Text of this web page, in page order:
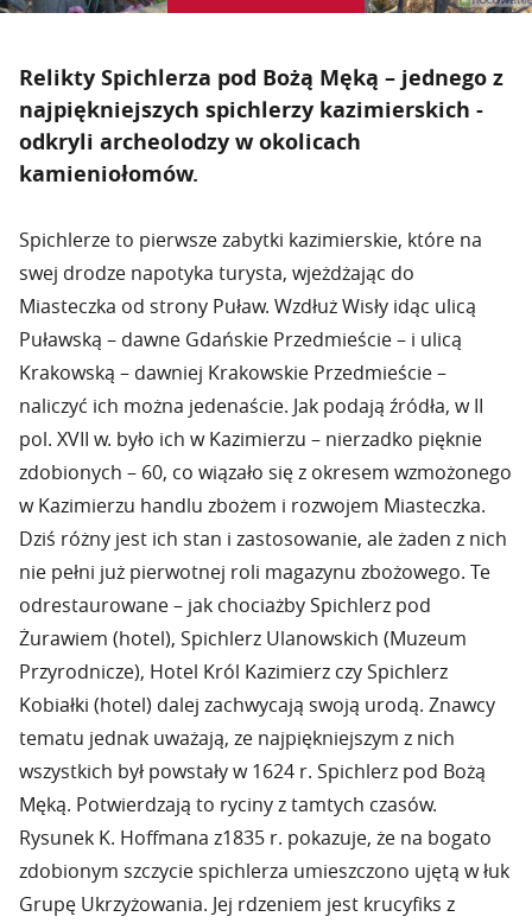
Relikty Spichlerza pod Bożą Męką – jednego z
najpiękniejszych spichlerzy kazimierskich -
odkryli archeolodzy w okolicach
kamieniołomów.
Spichlerze to pierwsze zabytki kazimierskie, które na
swej drodze napotyka turysta, wjeżdżając do
Miasteczka od strony Puław. Wzdłuż Wisły idąc ulicą
Puławską – dawne Gdańskie Przedmieście – i ulicą
Krakowską – dawniej Krakowskie Przedmieście –
naliczyć ich można jedenaście. Jak podają źródła, w II
pol. XVII w. było ich w Kazimierzu – nierzadko pięknie
zdobionych – 60, co wiązało się z okresem wzmożonego
w Kazimierzu handlu zbożem i rozwojem Miasteczka.
Dziś różny jest ich stan i zastosowanie, ale żaden z nich
nie pełni już pierwotnej roli magazynu zbożowego. Te
odrestaurowane – jak chociażby Spichlerz pod
Żurawiem (hotel), Spichlerz Ulanowskich (Muzeum
Przyrodnicze), Hotel Król Kazimierz czy Spichlerz
Kobiałki (hotel) dalej zachwycają swoją urodą. Znawcy
tematu jednak uważają, ze najpiękniejszym z nich
wszystkich był powstały w 1624 r. Spichlerz pod Bożą
Męką. Potwierdzają to ryciny z tamtych czasów.
Rysunek K. Hoffmana z1835 r. pokazuje, że na bogato
zdobionym szczycie spichlerza umieszczono ujętą w łuk
Grupę Ukrzyżowania. Jej rdzeniem jest krucyfiks z